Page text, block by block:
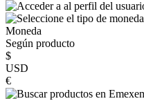
Moneda
Según producto
$
USD
€